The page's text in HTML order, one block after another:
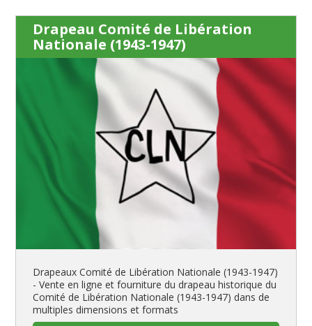
Drapeau Comité de Libération
Nationale (1943-1947)
Drapeaux Comité de Libération Nationale (1943-1947)
- Vente en ligne et fourniture du drapeau historique du
Comité de Libération Nationale (1943-1947) dans de
multiples dimensions et formats